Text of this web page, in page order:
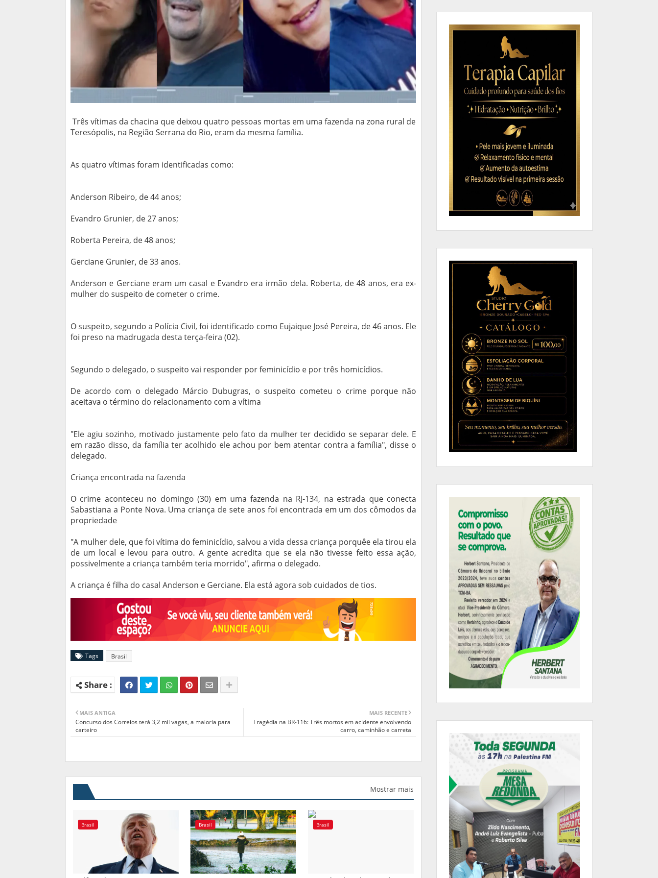
Três vítimas da chacina que deixou quatro pessoas mortas em uma fazenda na zona rural de
Teresópolis, na Região Serrana do Rio, eram da mesma família.
As quatro vítimas foram identificadas como:
Anderson Ribeiro, de 44 anos;
Evandro Grunier, de 27 anos;
Roberta Pereira, de 48 anos;
Gerciane Grunier, de 33 anos.
Anderson e Gerciane eram um casal e Evandro era irmão dela. Roberta, de 48 anos, era ex-
mulher do suspeito de cometer o crime.
O suspeito, segundo a Polícia Civil, foi identificado como Eujaique José Pereira, de 46 anos. Ele
foi preso na madrugada desta terça-feira (02).
Segundo o delegado, o suspeito vai responder por feminicídio e por três homicídios.
De acordo com o delegado Márcio Dubugras, o suspeito cometeu o crime porque não
aceitava o término do relacionamento com a vítima
"Ele agiu sozinho, motivado justamente pelo fato da mulher ter decidido se separar dele. E
em razão disso, da família ter acolhido ele achou por bem atentar contra a família", disse o
delegado.
Criança encontrada na fazenda
O crime aconteceu no domingo (30) em uma fazenda na RJ-134, na estrada que conecta
Sabastiana a Ponte Nova. Uma criança de sete anos foi encontrada em um dos cômodos da
propriedade
"A mulher dele, que foi vítima do feminicídio, salvou a vida dessa criança porquêe ela tirou ela
de um local e levou para outro. A gente acredita que se ela não tivesse feito essa ação,
possivelmente a criança também teria morrido", afirma o delegado.
A criança é filha do casal Anderson e Gerciane. Ela está agora sob cuidados de tios.
Tags Brasil
MAIS RECENTE
Tragédia na BR-116: Três mortos em acidente envolvendo
carro, caminhão e carreta
MAIS ANTIGA
Concurso dos Correios terá 3,2 mil vagas, a maioria para
carteiro
Mostrar mais
Brasil Brasil Brasil